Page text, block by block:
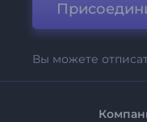
Вы можете